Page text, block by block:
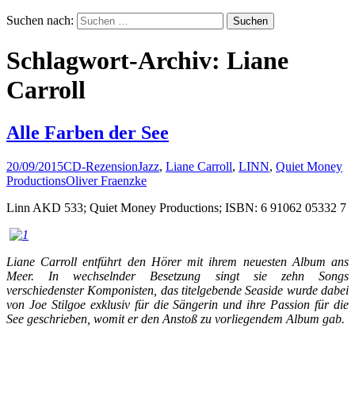
Suchen nach:
Schlagwort-Archiv: Liane
Carroll
Alle Farben der See
20/09/2015CD-RezensionJazz, Liane Carroll, LINN, Quiet Money
ProductionsOliver Fraenzke
Linn AKD 533; Quiet Money Productions; ISBN: 6 91062 05332 7
Liane Carroll entführt den Hörer mit ihrem neuesten Album ans
Meer. In wechselnder Besetzung singt sie zehn Songs
verschiedenster Komponisten, das titelgebende Seaside wurde dabei
von Joe Stilgoe exklusiv für die Sängerin und ihre Passion für die
See geschrieben, womit er den Anstoß zu vorliegendem Album gab.